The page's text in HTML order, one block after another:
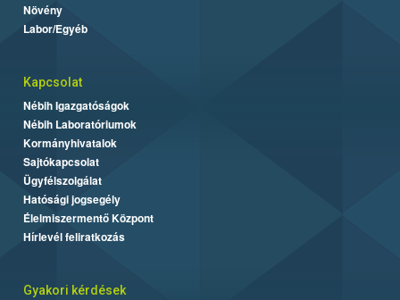
Növény
Labor/Egyéb
Kapcsolat
Nébih Igazgatóságok
Nébih Laboratóriumok
Kormányhivatalok
Sajtókapcsolat
Ügyfélszolgálat
Hatósági jogsegély
Élelmiszermentő Központ
Hírlevél feliratkozás
Gyakori kérdések